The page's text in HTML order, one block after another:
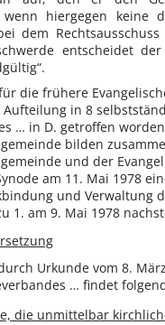
wenn hiergegen keine
dem
entscheidet
die frühere
in 8
… in D. getroffen
bilden
und der
am 11. Mai 1978
und Verwaltung
1. am 9. Mai 1978
Urkunde vom 8.
… findet
die unmittelbar